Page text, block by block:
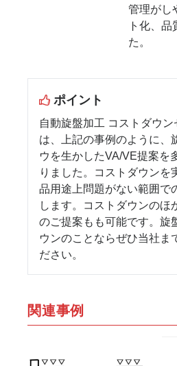
管理がし
ト化、
た。
ポイント
自動旋盤加工 コストダウ
は、上記の事例のように、
ウを生かしたVA/VE提案を
りました。コストダウンを
品用途上問題がない範囲で
します。コストダウンのほ
のご提案もも可能です。旋
ウンのことならぜひ当社ま
ださい。
関連事例